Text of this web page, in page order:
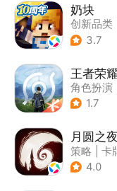
奶块
创新品类
| 开放世界
3.7
王者荣
角色扮演
| 开放世界
1.7
月圆之夜
策略 卡
| 剧情
4.0